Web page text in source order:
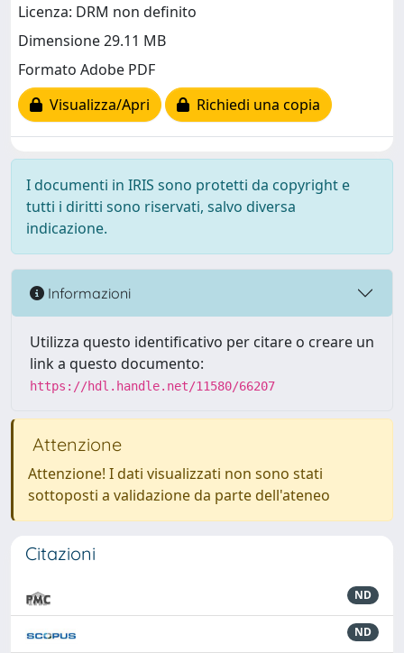
Licenza: DRM non definito
Dimensione 29.11 MB
Formato Adobe PDF
Visualizza/Apri
Richiedi una copia
I documenti in IRIS sono protetti da copyright e
tutti i diritti sono riservati, salvo diversa
indicazione.
Informazioni
Utilizza questo identificativo per citare o creare un
link a questo documento:
https://hdl.handle.net/11580/66207
Attenzione
Attenzione! I dati visualizzati non sono stati
sottoposti a validazione da parte dell'ateneo
Citazioni
ND
ND